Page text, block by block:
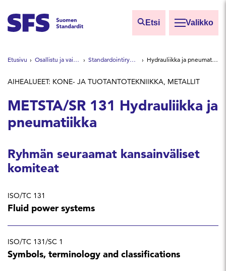
Etsi Valikko
Etsi sivuilta
Hae hakutermillä
Etusivu Osallistu ja vaikuta Standardointiryhmät Hydrauliikka ja pneumatiikka
AIHEALUEET: KONE- JA TUOTANTOTEKNIIKKA, METALLIT
METSTA/SR 131 Hydrauliikka ja
pneumatiikka
Ryhmän seuraamat kansainväliset
komiteat
ISO/TC 131
Fluid power systems
ISO/TC 131/SC 1
Symbols, terminology and classifications